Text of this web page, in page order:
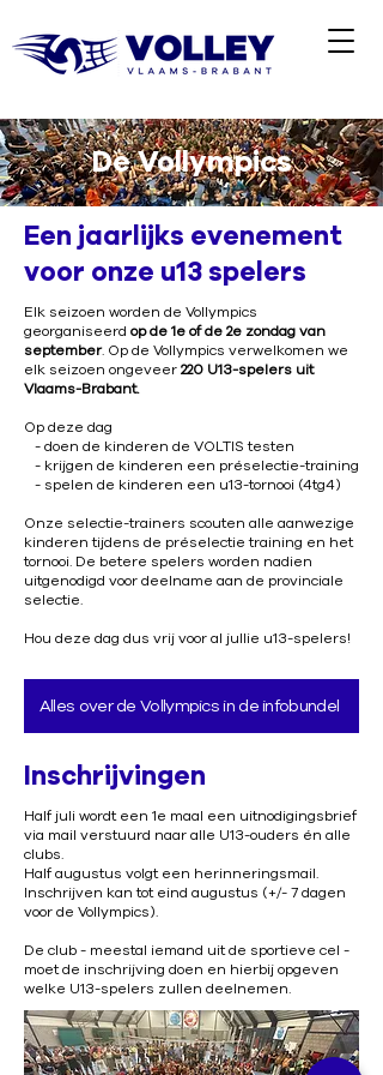
De Vollympics
Een jaarlijks evenement
voor onze u13 spelers
Elk seizoen worden de Vollympics
georganiseerd op de 1e of de 2e zondag van
september. Op de Vollympics verwelkomen we
elk seizoen ongeveer220 U13-spelers uit
Vlaams-Brabant.
Op deze dag
- doen de kinderen de VOLTIS testen
- krijgen de kinderen een préselectie-training
- spelen de kinderen een u13-tornooi (4tg4)
Onze selectie-trainers scouten alle aanwezige
kinderen tijdens de préselectie training en het
tornooi. De betere spelers worden nadien
uitgenodigd voor deelname aan de provinciale
selectie.
Hou deze dag dus vrij voor al jullie u13-spelers!
Alles over de Vollympics in de infobundel
Inschrijvingen
Half juli wordt een 1e maal een uitnodigingsbrief
via mail verstuurd naar alle U13-ouders én alle
clubs.
Half augustus volgt een herinneringsmail.
Inschrijven kan tot eind augustus (+/- 7 dagen
voor de Vollympics).
De club - meestal iemand uit de sportieve cel -
moet de inschrijving doen en hierbij opgeven
welke U13-spelers zullen deelnemen.